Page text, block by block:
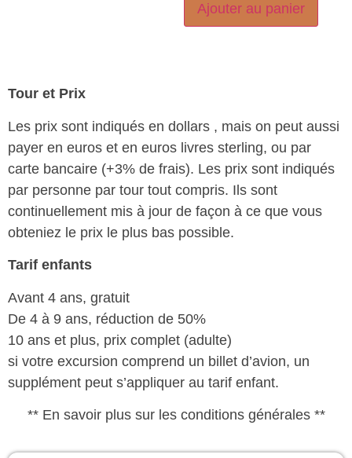
Ajouter au panier
Tour et Prix
Les prix sont indiqués en dollars , mais on peut aussi
payer en euros et en euros livres sterling, ou par
carte bancaire (+3% de frais). Les prix sont indiqués
par personne par tour tout compris. Ils sont
continuellement mis à jour de façon à ce que vous
obteniez le prix le plus bas possible.
Tarif enfants
Avant 4 ans, gratuit
De 4 à 9 ans, réduction de 50%
10 ans et plus, prix complet (adulte)
si votre excursion comprend un billet d’avion, un
supplément peut s’appliquer au tarif enfant.
** En savoir plus sur les conditions générales **